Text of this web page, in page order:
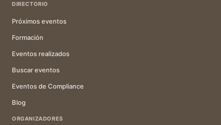
DIRECTORIO
Próximos eventos
Formación
Eventos realizados
Buscar eventos
Eventos de Compliance
Blog
ORGANIZADORES